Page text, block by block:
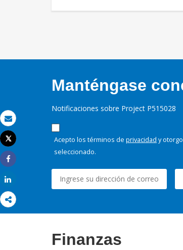
Correo electrónico
Imprimir
Tweet
Share
Manténgase
Notificaciones sobre Project P515028
Acepto los términos de privacidad y
seleccionado.
Finanzas